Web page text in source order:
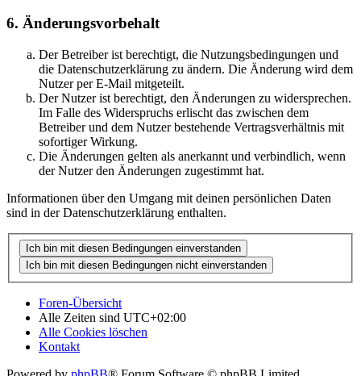
6. Änderungsvorbehalt
Der Betreiber ist berechtigt, die Nutzungsbedingungen und
die Datenschutzerklärung zu ändern. Die Änderung wird dem
Nutzer per E-Mail mitgeteilt.
Der Nutzer ist berechtigt, den Änderungen zu widersprechen.
Im Falle des Widerspruchs erlischt das zwischen dem
Betreiber und dem Nutzer bestehende Vertragsverhältnis mit
sofortiger Wirkung.
Die Änderungen gelten als anerkannt und verbindlich, wenn
der Nutzer den Änderungen zugestimmt hat.
Informationen über den Umgang mit deinen persönlichen Daten
sind in der Datenschutzerklärung enthalten.
Foren-Übersicht
Alle Zeiten sind UTC+02:00
Alle Cookies löschen
Kontakt